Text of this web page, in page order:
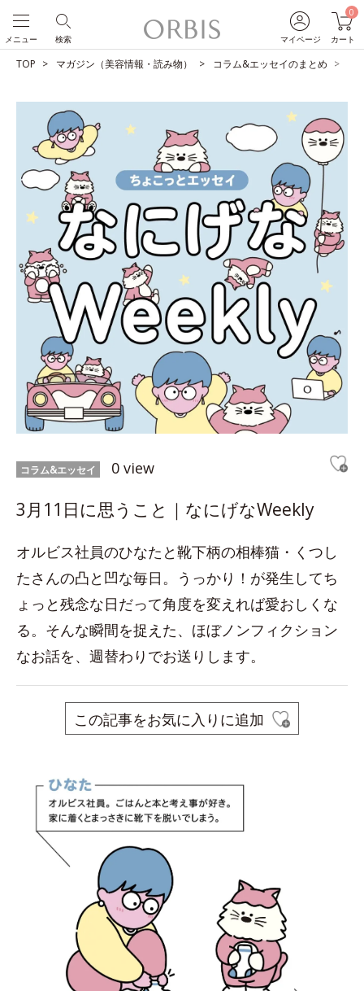
マイページ
0
カート
検索
メニュー
TOP マガジン（美容情報・読み物） コラム&エッセイのまとめ
コラム&エッセイ 0 view
3月11日に思うこと｜なにげなWeekly
オルビス社員のひなたと靴下柄の相棒猫・くつし
たさんの凸と凹な毎日。うっかり！が発生してち
ょっと残念な日だって角度を変えれば愛おしくな
る。そんな瞬間を捉えた、ほぼノンフィクション
なお話を、週替わりでお送りします。
この記事をお気に入りに追加